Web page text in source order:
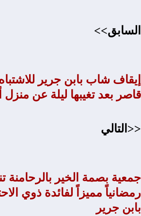
السابق>>
إيقاف شاب بابن جرير
قاصر بعد تغيبها ليلة عن منزل
<<التالي
جمعية بصمة الخير بالرحامنة
رمضانياً مميزاً لفائدة ذوي
بابن جرير